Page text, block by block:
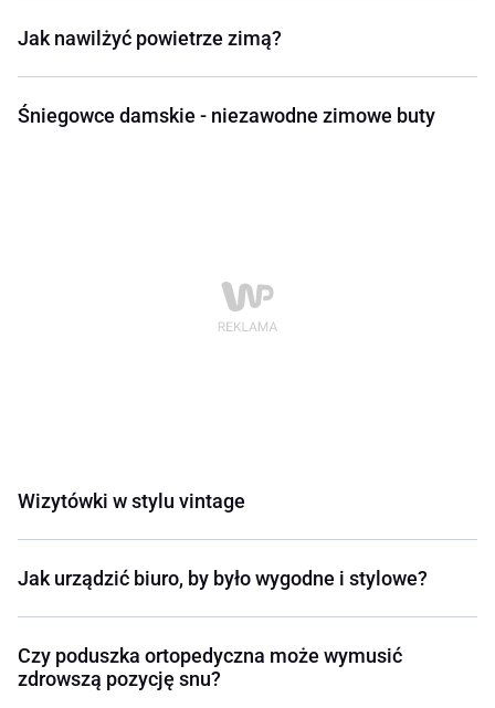
Jak nawilżyć powietrze zimą?
Śniegowce damskie - niezawodne zimowe buty
Wizytówki w stylu vintage
Jak urządzić biuro, by było wygodne i stylowe?
Czy poduszka ortopedyczna może wymusić
zdrowszą pozycję snu?